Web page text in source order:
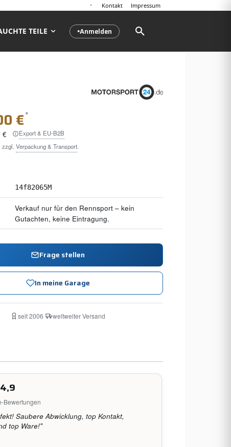
Kontakt Impressum
●Anmelden
TEILE
€*
€
Export & EU-B2B
zzgl. Verpackung & Transport.
14f82065M
Verkauf nur für den Rennsport – kein
Gutachten, keine Eintragung.
Frage stellen
In meine Garage
seit 2006· weltweiter Versand
4,9
Bewertungen
Saubere Abwicklung, top Kontakt,
top Ware!"